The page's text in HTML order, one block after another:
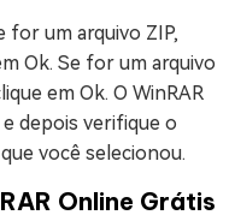
for um arquivo ZIP,
Ok. Se for um arquivo
em Ok. O WinRAR
depois verifique o
você selecionou.
Online Grátis